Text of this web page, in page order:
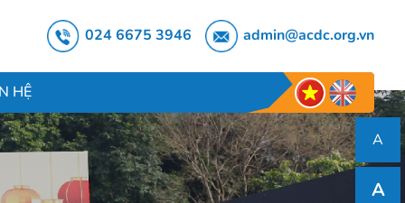
024 6675 3946 admin@acdc.org.vn
HỆ
A
A